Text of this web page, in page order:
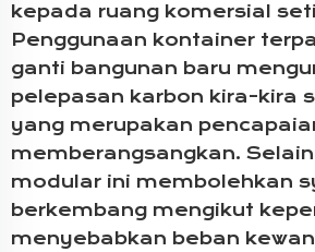
kepada ruang komersial
Penggunaan kontainer
ganti bangunan baru
pelepasan karbon kira-kira
yang merupakan
memberangsangkan.
modular ini membolehkan
berkembang mengikut
menyebabkan beban